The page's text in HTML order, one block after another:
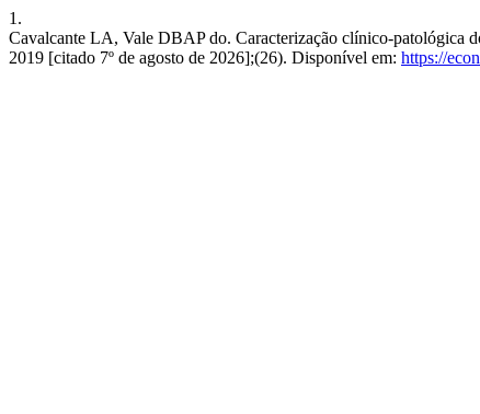
1.
Cavalcante LA, Vale DBAP do. Caracterização clínico-patológica
2019 [citado 7º de agosto de 2026];(26). Disponível em: https://